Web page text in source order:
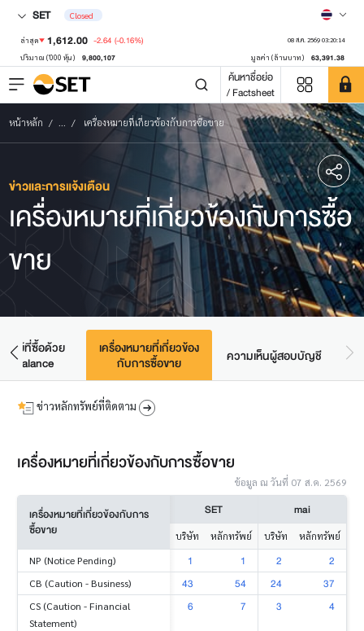
SET Closed
ล่าสุด 1,612.00 -2.64 (-0.16%) 08 ส.ค. 2569 03:20:14
ปริมาณ ('000 หุ้น) 9,800,107 มูลค่า (ล้านบาท) 63,391.38
ค้นหาชื่อย่อ
/ Factsheet
หน้าหลัก ... เครื่องหมายที่เกี่ยวข้องกับการซื้อขาย
ข่าวและการแจ้งเตือน
เครื่องหมายที่เกี่ยวข้องกับการซื้อ
ขาย
พย์ที่ซื้อด้วย
Balance
เครื่องหมายที่เกี่ยวข้อง
กับการซื้อขาย
ความเห็นผู้สอบบัญชี
ข่าวหลักทรัพย์ที่ติดตาม
เครื่องหมายที่เกี่ยวข้องกับการซื้อขาย
ข้อมูล ณ วันที่ 07 ส.ค. 2569
เครื่องหมายที่เกี่ยวข้องกับการ
ซื้อขาย
SET mai
บริษัท หลักทรัพย์ บริษัท หลักทรัพย์
NP (Notice Pending) 1 1 2 2
CB (Caution - Business) 43 54 24 37
CS (Caution - Financial
Statement)
6 7 3 4